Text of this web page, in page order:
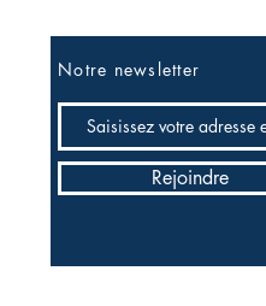
Notre newsletter
Rejoindre